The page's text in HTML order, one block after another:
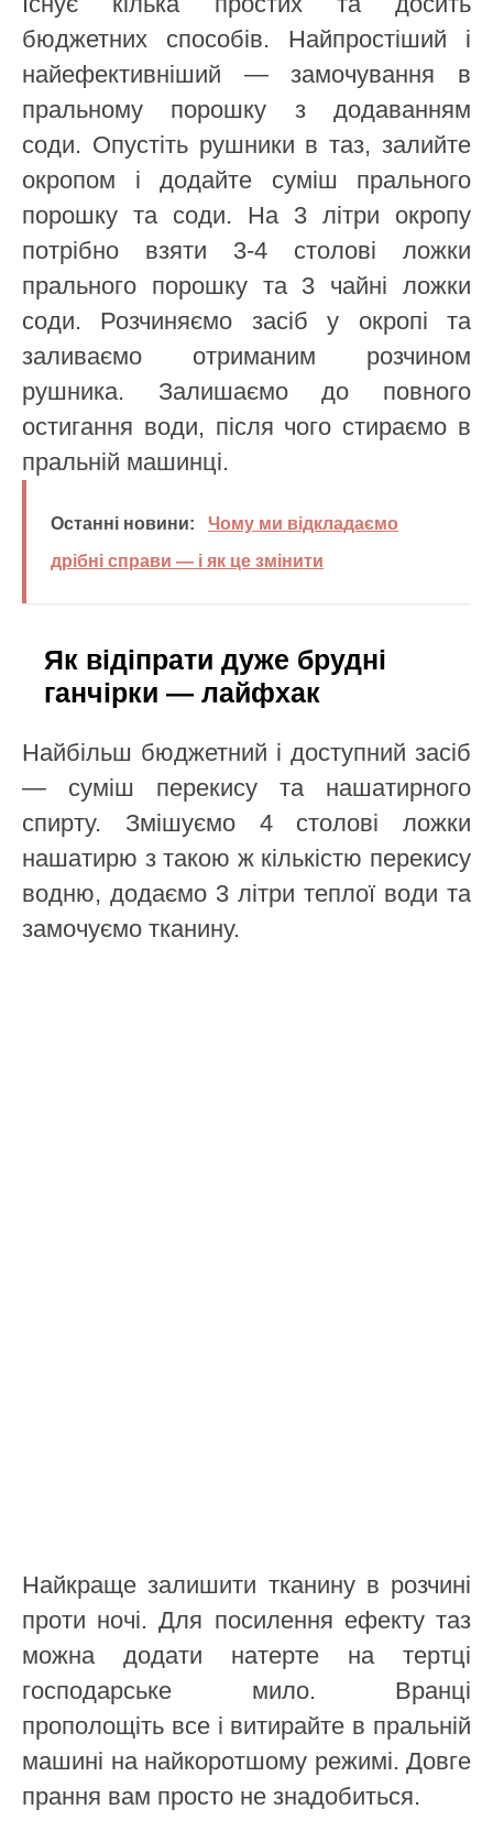
бюджетних способів. Найпростіший і
найефективніший — замочування в
пральному порошку з додаванням
соди. Опустіть рушники в таз, залийте
окропом і додайте суміш прального
порошку та соди. На 3 літри окропу
потрібно взяти 3-4 столові ложки
прального порошку та 3 чайні ложки
соди. Розчиняємо засіб у окропі та
заливаємо отриманим розчином
рушника. Залишаємо до повного
остигання води, після чого стираємо в
пральній машинці.
Останні новини:
Чому ми відкладаємо
дрібні справи — і як це змінити
Як відіпрати дуже брудні
ганчірки — лайфхак
Найбільш бюджетний і доступний засіб
— суміш перекису та нашатирного
спирту. Змішуємо 4 столові ложки
нашатирю з такою ж кількістю перекису
водню, додаємо 3 літри теплої води та
замочуємо тканину.
Найкраще залишити тканину в розчині
проти ночі. Для посилення ефекту таз
можна додати натерте на тертці
господарське мило. Вранці
прополощіть все і витирайте в пральній
машині на найкоротшому режимі. Довге
прання вам просто не знадобиться.